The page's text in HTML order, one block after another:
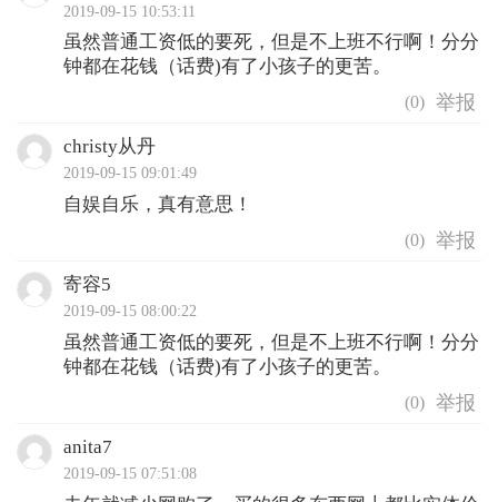
2019-09-15 10:53:11
虽然普通工资低的要死，但是不上班不行啊！分分
钟都在花钱（话费)有了小孩子的更苦。
(0)
christy从丹
2019-09-15 09:01:49
自娱自乐，真有意思！
(0)
寄容5
2019-09-15 08:00:22
虽然普通工资低的要死，但是不上班不行啊！分分
钟都在花钱（话费)有了小孩子的更苦。
(0)
anita7
2019-09-15 07:51:08